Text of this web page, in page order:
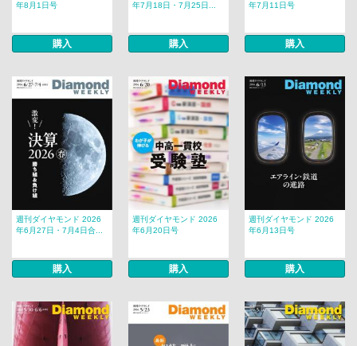
年8月1日号
購入
年7月18日・7月25日...
購入
年7月11日号
購入
週刊ダイヤモンド 2026
年6月27日・7月4日合...
購入
週刊ダイヤモンド 2026
年6月20日号
購入
週刊ダイヤモンド 2026
年6月13日号
購入